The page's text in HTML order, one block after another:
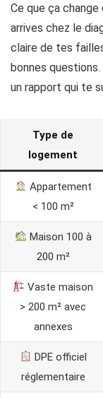
Ce que ça
arrives chez le
claire de tes
bonnes
un rapport qui te
Type de
logement
Appartement
< 100 m²
Maison 100 à
200 m²
Vaste maison
> 200 m² avec
annexes
DPE officiel
réglementaire